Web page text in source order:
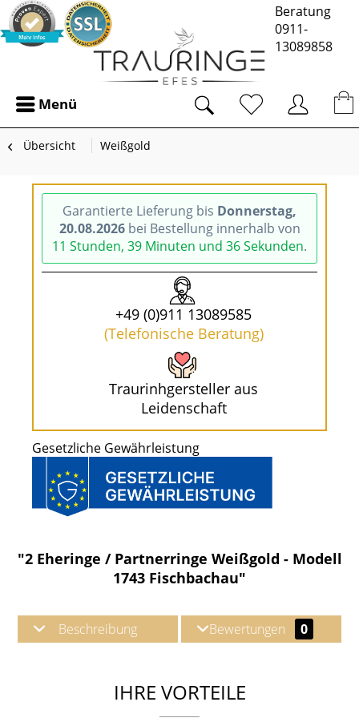
Beratung
0911-
13089858
Menü
Übersicht Weißgold
Garantierte Lieferung bis Donnerstag,
20.08.2026bei Bestellung innerhalb von
11 Stunden, 39 Minuten und 35 Sekunden.
+49 (0)911 13089585
(Telefonische Beratung)
Traurinhgersteller aus
Leidenschaft
Gesetzliche Gewährleistung
"2 Eheringe / Partnerringe Weißgold - Modell
1743 Fischbachau"
Beschreibung Bewertungen 0
IHRE VORTEILE